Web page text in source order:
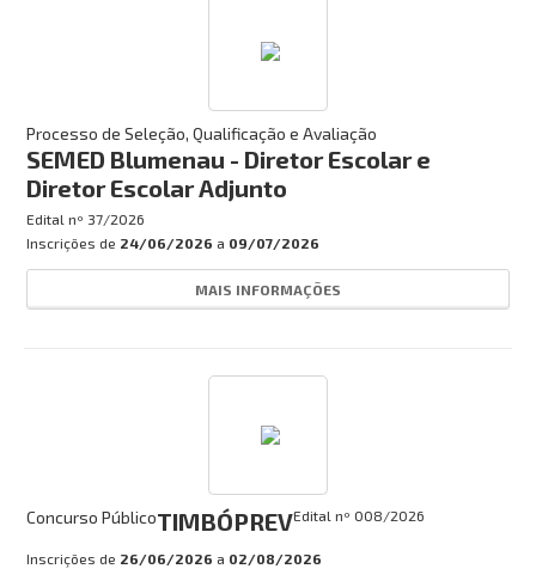
Processo de Seleção, Qualificação e Avaliação
SEMED Blumenau - Diretor Escolar e
Diretor Escolar Adjunto
Edital nº 37/2026
Inscrições de 24/06/2026 a 09/07/2026
MAIS INFORMAÇÕES
Concurso PúblicoTIMBÓPREVEdital nº 008/2026
Inscrições de 26/06/2026 a 02/08/2026